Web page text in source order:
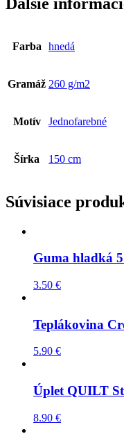
Farba hnedá
Gramáž 260 g/m2
Motív Jednofarebné
Šírka 150 cm
Súvisiace
Guma hladká
3.50 €
Teplákovina
5.90 €
Úplet QUILT
8.90 €